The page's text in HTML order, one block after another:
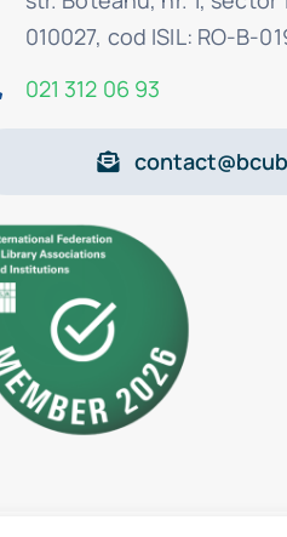
010027, cod ISIL: RO-B-
021 312 06 93